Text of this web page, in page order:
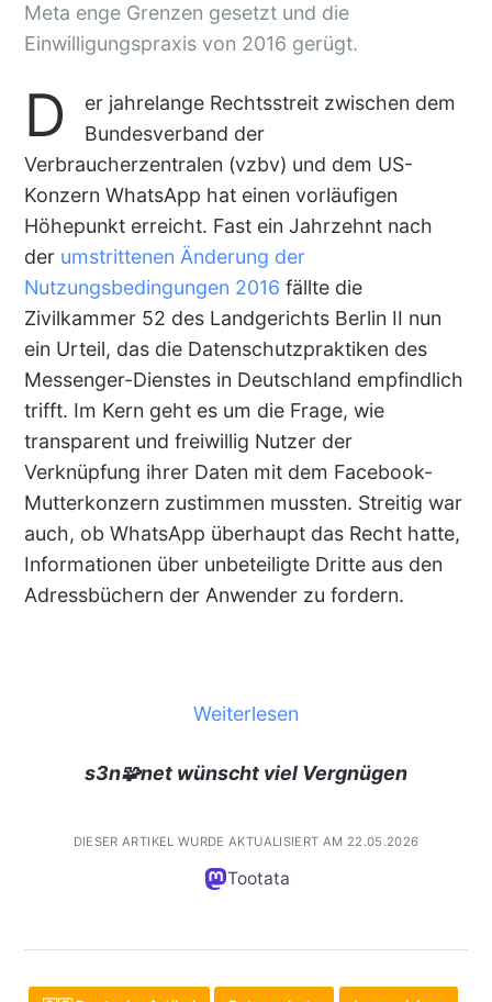
Meta enge Grenzen gesetzt und die
Einwilligungspraxis von 2016 gerügt.
D
er jahrelange Rechtsstreit zwischen dem
Bundesverband der
Verbraucherzentralen (vzbv) und dem US-
Konzern WhatsApp hat einen vorläufigen
Höhepunkt erreicht. Fast ein Jahrzehnt nach
der umstrittenen Änderung der
Nutzungsbedingungen 2016 fällte die
Zivilkammer 52 des Landgerichts Berlin II nun
ein Urteil, das die Datenschutzpraktiken des
Messenger-Dienstes in Deutschland empfindlich
trifft. Im Kern geht es um die Frage, wie
transparent und freiwillig Nutzer der
Verknüpfung ihrer Daten mit dem Facebook-
Mutterkonzern zustimmen mussten. Streitig war
auch, ob WhatsApp überhaupt das Recht hatte,
Informationen über unbeteiligte Dritte aus den
Adressbüchern der Anwender zu fordern.
Weiterlesen
s3n🧩net wünscht viel Vergnügen
DIESER ARTIKEL WURDE AKTUALISIERT AM 22.05.2026
Tootata